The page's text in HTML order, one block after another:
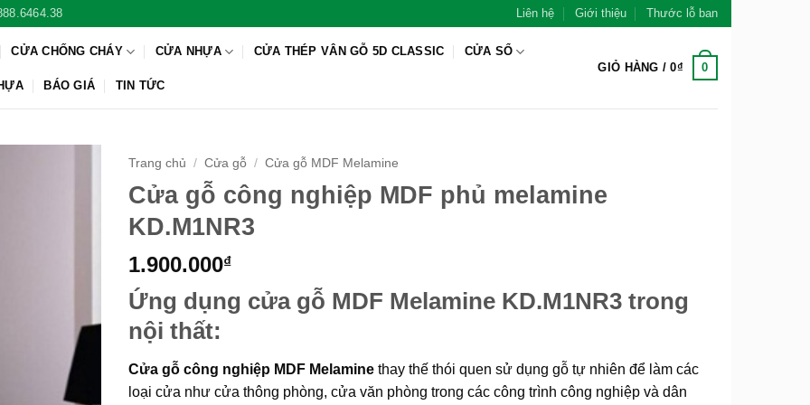
Liên hệ Giới thiệu Thước lỗ ban
CỬA CHỐNG CHÁY CỬA NHỰA CỬA THÉP VÂN GỖ 5D CLASSIC CỬA SỔ
BÁO GIÁ TIN TỨC
GIỎ HÀNG /0₫ 0
Trang chủ / Cửa gỗ / Cửa gỗ MDF Melamine
Cửa gỗ công nghiệp MDF phủ melamine
KD.M1NR3
1.900.000₫
Ứng dụng cửa gỗ MDF Melamine KD.M1NR3 trong
nội thất:
Cửa gỗ công nghiệp MDF Melaminethay thế thói quen sử dụng gỗ tự nhiên để làm các
loại cửa như cửa thông phòng, cửa văn phòng trong các công trình công nghiệp và dân